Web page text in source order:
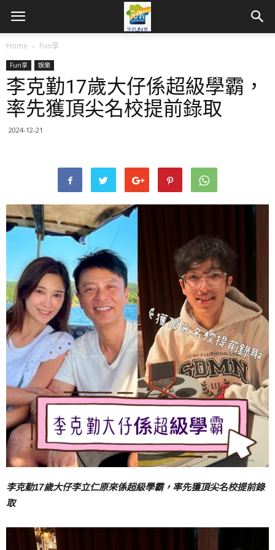
Home Fun享
Fun享 娛樂
李克勤17歲大仔係超級學霸，
率先獲頂尖名校提前錄取
2024-12-21
李克勤17歲大仔李立仁原來係超級學霸，率先獲頂尖名校提前錄
取